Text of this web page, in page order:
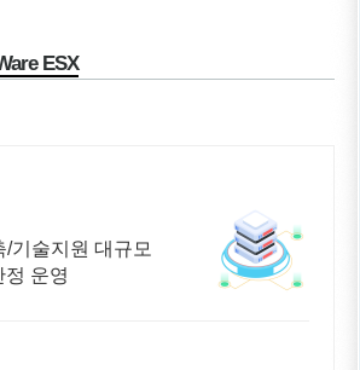
ESX
기술지원 대규모
운영